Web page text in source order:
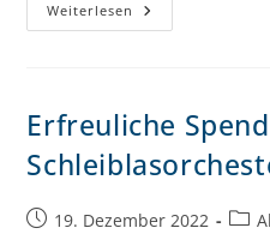
Weiterlesen
Erfreuliche
19. Dezember 2022